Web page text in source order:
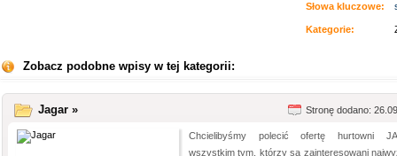
Słowa kluczowe:
Kategorie:
Zobacz podobne wpisy w tej kategorii:
Jagar » Stronę dodano:
Chcielibyśmy polecić ofertę hurtowni
wszystkim tym, którzy są zainteresowani